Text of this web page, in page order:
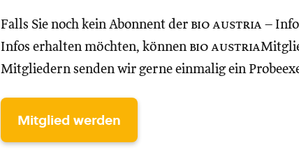
Falls Sie noch kein Abonnent der bio austria –
Infos erhalten möchten, können bio austria
Mitgliedern senden wir gerne einmalig ein
Mitglied werden